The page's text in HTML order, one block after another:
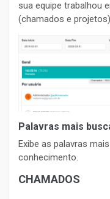
sua equipe trabalhou
(chamados e
Palavras mais
Exibe as palavras
conhecimento.
CHAMADOS